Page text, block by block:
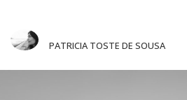
PATRICIA TOSTE DE SOUSA